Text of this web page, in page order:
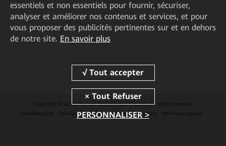
Copyright © 2026 Huawei Technologies Co., Ltd. All rights reserved.
Confidentialité
Politique de Cookies Préférences Cookies Mentions Légales
essentiels et non essentiels pour fournir, sécuriser,
analyser et améliorer nos contenus et services, et pour
vous proposer des publicités pertinentes sur et en dehors
de notre site. En savoir plus
PERSONNALISER >